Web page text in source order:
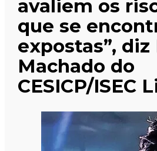
avaliem os
que se
expostas”, diz
Machado do
CESICP/ISEC